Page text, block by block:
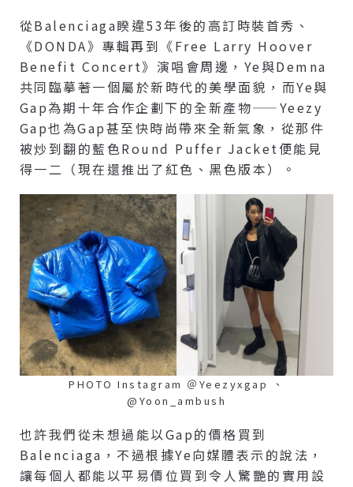
從Balenciaga睽違53年後的高訂時裝首秀、
《DONDA》專輯再到《Free Larry Hoover
Benefit Concert》演唱會周邊，Ye與Demna
共同臨摹著一個屬於新時代的美學面貌，而Ye與
Gap為期十年合作企劃下的全新產物——Yeezy
Gap也為Gap甚至快時尚帶來全新氣象，從那件
被炒到翻的藍色Round Puffer Jacket便能見
得一二（現在還推出了紅色、黑色版本）。
PHOTO Instagram ＠yeezyxgap 、
@yoon_ambush
也許我們從未想過能以Gap的價格買到
Balenciaga，不過根據Ye向媒體表示的說法，
讓每個人都能以平易價位買到令人驚艷的實用設